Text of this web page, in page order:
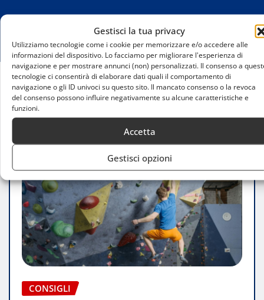
Gestisci la tua privacy
Utilizziamo tecnologie come i cookie per memorizzare e/o accedere alle
informazioni del dispositivo. Lo facciamo per migliorare l'esperienza di
navigazione e per mostrare annunci (non) personalizzati. Il consenso a
tecnologie ci consentirà di elaborare dati quali il comportamento di
navigazione o gli ID univoci su questo sito. Il mancato consenso o la revoca
del consenso possono influire negativamente su alcune caratteristiche e
funzioni.
Accetta
Gestisci opzioni
Home
Arrampicata su parete a Milano: guida completa
CONSIGLI